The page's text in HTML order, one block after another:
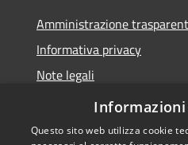
Amministrazione
Informativa privacy
Note legali
Dichiarazione di accessibilità
Questo sito web utilizza cookie